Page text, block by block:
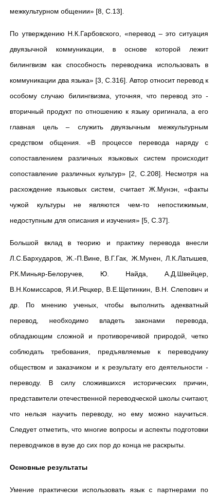
межкультурном общении» [8, С.13].
По утверждению Н.К.Гарбовского, «перевод – это ситуация
двуязычной коммуникации, в основе которой лежит
билингвизм как способность переводчика использовать в
коммуникации два языка» [3, С.316]. Автор относит перевод к
особому случаю билингвизма, уточняя, что перевод это -
вторичный продукт по отношению к языку оригинала, а его
главная цель – служить двуязычным межкультурным
средством общения. «В процессе перевода наряду с
сопоставлением различных языковых систем происходит
сопоставление различных культур» [2, С.208]. Несмотря на
расхождение языковых систем, считает Ж.Мунэн, «факты
чужой культуры не являются чем-то непостижимым,
недоступным для описания и изучения» [5, C.37].
Большой вклад в теорию и практику перевода внесли
Л.С.Бархударов, Ж.-П.Вине, В.Г.Гак, Ж.Мунен, Л.К.Латышев,
Р.К.Миньяр-Белоручев, Ю. Найда, А.Д.Швейцер,
В.Н.Комиссаров, Я.И.Рецкер, В.Е.Щетинкин, В.Н. Слепович и
др. По мнению ученых, чтобы выполнить адекватный
перевод, необходимо владеть законами перевода,
обладающим сложной и противоречивой природой, четко
соблюдать требования, предъявляемые к переводчику
обществом и заказчиком и к результату его деятельности -
переводу. В силу сложившихся исторических причин,
представители отечественной переводческой школы считают,
что нельзя научить переводу, но ему можно научиться.
Следует отметить, что многие вопросы и аспекты подготовки
переводчиков в вузе до сих пор до конца не раскрыты.
Основные результаты
Умение практически использовать язык с партнерами по